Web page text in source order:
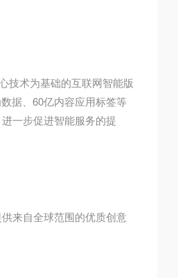
技术为基础的互联网智能版
据、60亿内容应用标签等
一步促进智能服务的提
来自全球范围的优质创意